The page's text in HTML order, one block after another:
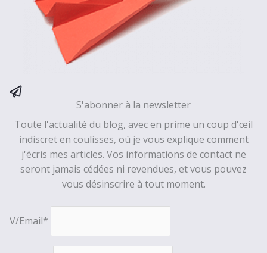
S'abonner à la newsletter
Toute l'actualité du blog, avec en prime un coup d'œil
indiscret en coulisses, où je vous explique comment
j'écris mes articles. Vos informations de contact ne
seront jamais cédées ni revendues, et vous pouvez
vous désinscrire à tout moment.
V/Email*